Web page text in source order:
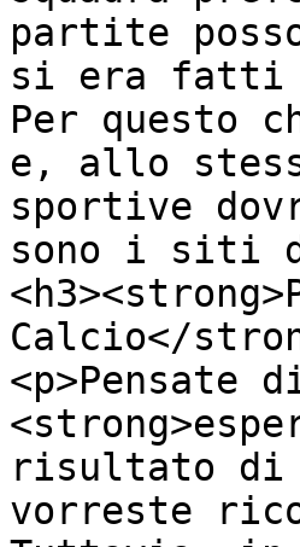
partite
si era fatti
Per questo
e, allo
sportive
sono i siti
Calcio</
<p>Pensate
risultato di
vorreste